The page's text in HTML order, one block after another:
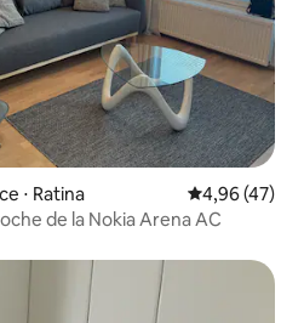
⋅ Ratina Évaluation
4,96 (47)
de la Nokia Arena AC